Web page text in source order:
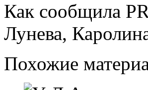
Как сообщила
Лунева,
Похожие